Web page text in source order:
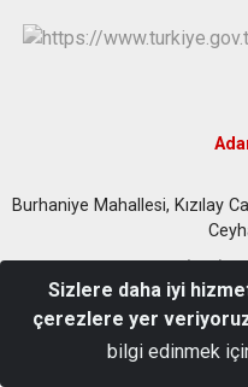
Burhaniye Mahallesi, Kızılay
Sizlere daha iyi
çerezlere yer
bilgi edinmek